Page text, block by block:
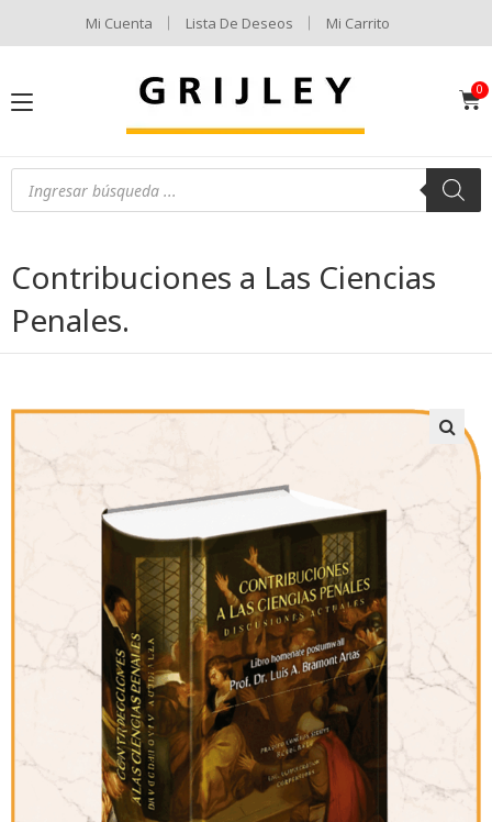
Mi Cuenta Lista De Deseos Mi Carrito
Contribuciones a Las Ciencias
Penales.